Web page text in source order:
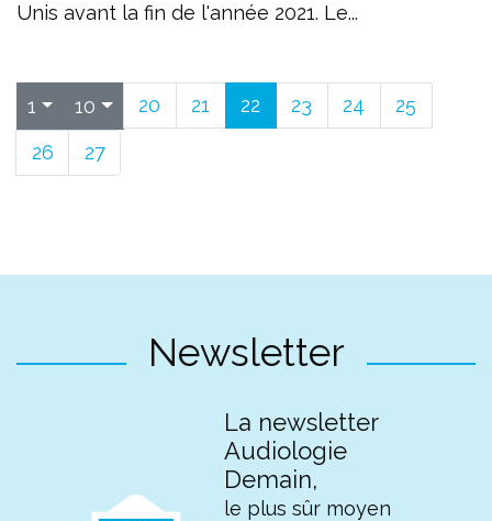
Unis avant la fin de l'année 2021. Le...
1 10 20 21 22 23 24 25
26 27
Newsletter
La newsletter
Audiologie
Demain,
le plus sûr moyen